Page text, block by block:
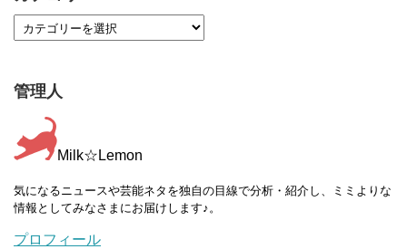
管理人
Milk☆Lemon
気になるニュースや芸能ネタを独自の目線で分析・紹介し、ミミよりな
情報としてみなさまにお届けします♪。
プロフィール